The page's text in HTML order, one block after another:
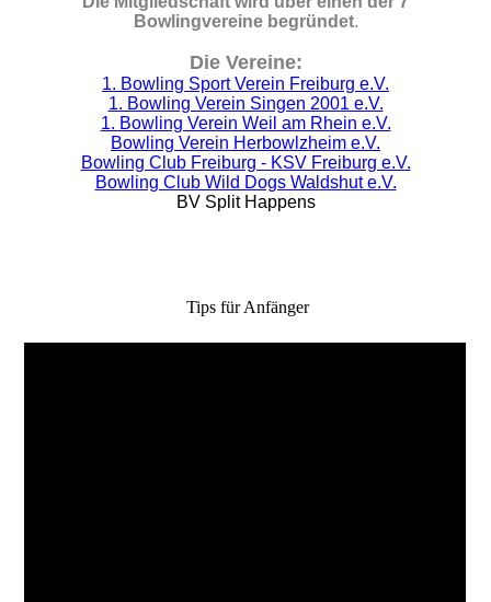
Bowlingvereine begründet.
Die Vereine:
1. Bowling Sport Verein Freiburg e.V.
1. Bowling Verein Singen 2001 e.V.
1. Bowling Verein Weil am Rhein e.V.
Bowling Verein Herbowlzheim e.V.
Bowling Club Freiburg - KSV Freiburg e.V.
Bowling Club Wild Dogs Waldshut e.V.
BV Split Happens
Tips für Anfänger